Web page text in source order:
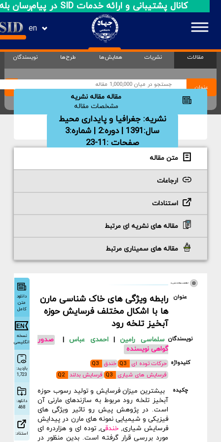
کانال پشتیبانی و ارائه خدمات SID در پیام‌رسان بله
مقالات نشریات همایش‌ها طرح‌ها نویسندگان
عنوان
مقاله مقاله نشریه
مشخصات مقاله
نشریه:جغرافیا و پایداری محیط
سال:1391 | دوره:2 | شماره:3
صفحات :11-23
متن مقاله
ارجاعات
استنادات
مقاله های نشریه ای مرتبط
مقاله های سمیناری مرتبط
اطلاعات مقاله نشریه
عنوان
رابطه ویژگی های خاک شناسی مارن
ها با اشکال مختلف فرسایش حوزه
آبخیز تلخه رود
نویسندگان سلماسی رامین|احمدی عباس| صدور
گواهی نویسنده
کلیدواژه حرکات توده ای خندق Q3
فرسایش های شیاری Q3 فرسایش بدلند
Q2
چکیده بیشترین میزان فرسایش و تولید رسوب حوزه
آبخیز تلخه رود مربوط به سازندهای مارنی آن
است. در پژوهش پیش رو تاثیر ویژگی های
فیزیکی و شیمیایی نمونه های مارن در پیدایش
فرسایش شیاری,خندقی, توده ای و هزاردره ای
مورد بررسی قرار گرفته است. بدین منظور در